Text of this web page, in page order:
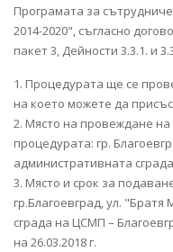
Програмата за
2014-2020", съгласно
пакет 3, Дейности 3.3.1. и
1. Процедурата ще се
на което можете да
2. Място на провеждане
процедурата: гр.
административната
3. Място и срок за
гр.Благоевград, ул.
сграда на ЦСМП –
на 26.03.2018 г.